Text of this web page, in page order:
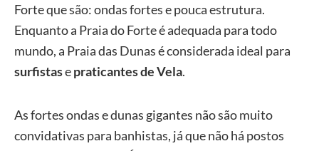
Forte que são: ondas fortes e pouca estrutura.
Enquanto a Praia do Forte é adequada para todo
mundo, a Praia das Dunas é considerada ideal para
surfistasepraticantes de Vela.
As fortes ondas e dunas gigantes não são muito
convidativas para banhistas, já que não há postos